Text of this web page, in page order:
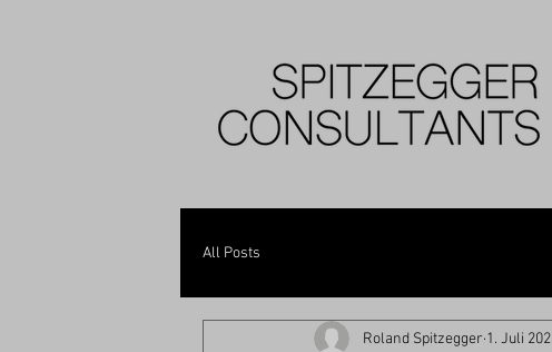
All Posts
Roland Spitzegger 1. Juli